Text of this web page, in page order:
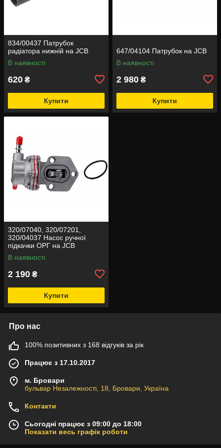
834/00437 Патрубок
радіатора нижній на JCB
В наявності
620 ₴
Купити
647/04104 Патрубок на JCB
В наявності
2 980 ₴
Купити
320/07040, 320/07201,
320/04037 Насос ручної
підкачки ОРГ на JCB
В наявності
2 190 ₴
Купити
Про нас
100% позитивних з 168 відгуків за рік
Працює з 17.10.2017
м. Бровари
бульвар Незалежності, 18, Бровари, Україна
Контакти
Сьогодні працює з 09:00 до 18:00
Показати весь графік роботи